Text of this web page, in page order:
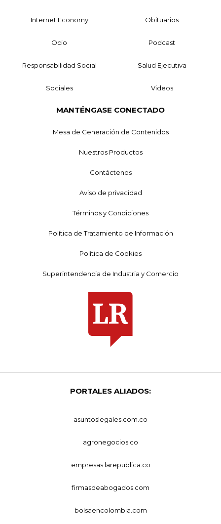
Internet Economy Obituarios
Ocio Podcast
Responsabilidad Social Salud Ejecutiva
Sociales Videos
MANTÉNGASE CONECTADO
Mesa de Generación de Contenidos
Nuestros Productos
Contáctenos
Aviso de privacidad
Términos y Condiciones
Política de Tratamiento de Información
Política de Cookies
Superintendencia de Industria y Comercio
PORTALES ALIADOS:
asuntoslegales.com.co
agronegocios.co
empresas.larepublica.co
firmasdeabogados.com
bolsaencolombia.com